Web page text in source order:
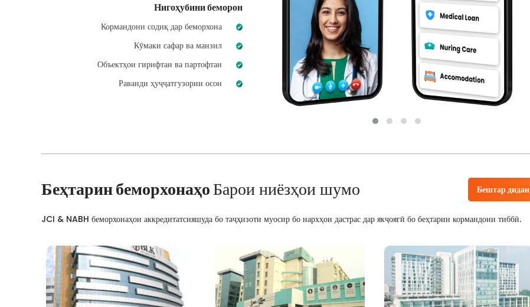
Нигоҳубини беморон
Кормандони содиқ дар беморхона
Кӯмаки сафар ва манзил
Объектҳои гирифтан ва партофтан
Раванди ҳуҷҷатгузории осон
Беҳтарин беморхонаҳоБарои ниёзҳои шумо Бештар дидан
JCI & NABH беморхонаҳои аккредитатсияшуда бо таҷҳизоти муосир бо нархҳои дастрас дар якҷоягӣ бо беҳтарин кормандони тиббӣ.